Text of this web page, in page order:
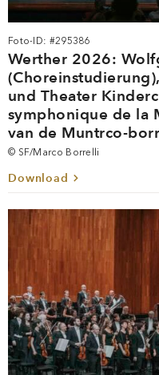
Foto-ID: #295386
Werther 2026:
und Theater
symphonique de la
van de Muntrco-
© SF/Marco Borrelli
Download